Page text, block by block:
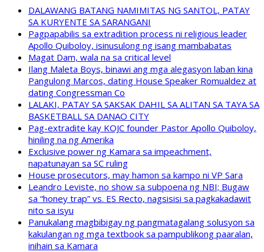
DALAWANG BATANG NAMIMITAS NG SANTOL, PATAY
SA KURYENTE SA SARANGANI
Pagpapabilis sa extradition process ni religious leader
Apollo Quiboloy, isinusulong ng isang mambabatas
Magat Dam, wala na sa critical level
Ilang Maleta Boys, binawi ang mga alegasyon laban kina
Pangulong Marcos, dating House Speaker Romualdez at
dating Congressman Co
LALAKI, PATAY SA SAKSAK DAHIL SA ALITAN SA TAYA SA
BASKETBALL SA DANAO CITY
Pag-extradite kay KOJC founder Pastor Apollo Quiboloy,
hiniling na ng Amerika
Exclusive power ng Kamara sa impeachment,
napatunayan sa SC ruling
House prosecutors, may hamon sa kampo ni VP Sara
Leandro Leviste, no show sa subpoena ng NBI; Bugaw
sa “honey trap” vs. ES Recto, nagsisisi sa pagkakadawit
nito sa isyu
Panukalang magbibigay ng pangmatagalang solusyon sa
kakulangan ng mga textbook sa pampublikong paaralan,
inihain sa Kamara